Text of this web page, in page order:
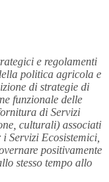
e regolamenti
politica agricola e
di strategie di
funzionale delle
di Servizi
culturali) associati
Servizi Ecosistemici,
positivamente
stesso tempo allo